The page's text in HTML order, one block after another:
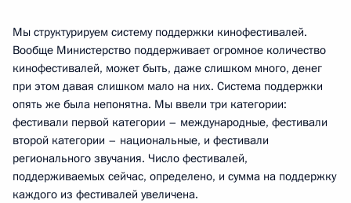
Мы структурируем систему поддержки кинофестивалей.
Вообще Министерство поддерживает огромное количество
кинофестивалей, может быть, даже слишком много, денег
при этом давая слишком мало на них. Система поддержки
опять же была непонятна. Мы ввели три категории:
фестивали первой категории – международные, фестивали
второй категории – национальные, и фестивали
регионального звучания. Число фестивалей,
поддерживаемых сейчас, определено, и сумма на поддержку
каждого из фестивалей увеличена.